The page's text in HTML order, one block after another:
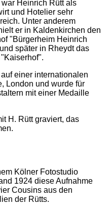
war Heinrich Rütt als
und Hotelier sehr
Unter anderem
er in Kaldenkirchen den
"Bürgerheim Heinrich
später in Rheydt das
einer internationalen
London und wurde für
mit einer Medaille
H. Rütt graviert, das
Kölner Fotostudio
1924 diese Aufnahme
Cousins aus den
der Rütts.